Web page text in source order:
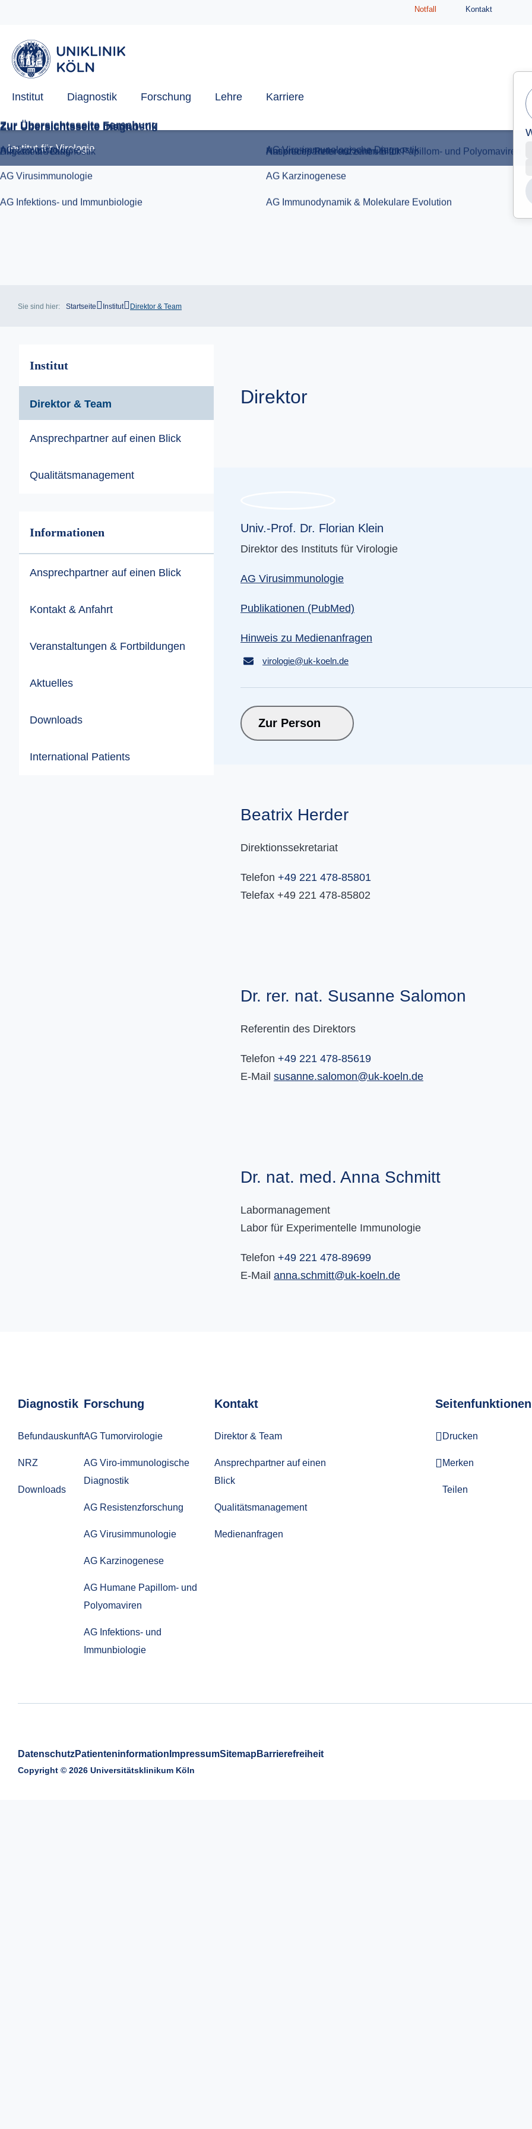
Notfall Kontakt
Institut
Direktor & Team
Diagnostik
Allgemeine Diagnostik
Forschung
AG Immunodynamik & Molekulare Evolution
Lehre Karriere
Institut für Virologie
Sie sind hier: Startseite Institut Direktor & Team
Institut
Direktor & Team
Ansprechpartner auf einen Blick
Qualitätsmanagement
Informationen
Ansprechpartner auf einen Blick
Kontakt & Anfahrt
Veranstaltungen & Fortbildungen
Aktuelles
Downloads
International Patients
Direktor
Univ.-Prof. Dr. Florian Klein
Direktor des Instituts für Virologie
AG Virusimmunologie
Publikationen (PubMed)
Hinweis zu Medienanfragen
virologie@uk-koeln.de
Zur Person
Beatrix Herder
Direktionssekretariat
Telefon +49 221 478-85801
Telefax +49 221 478-85802
Dr. rer. nat. Susanne Salomon
Referentin des Direktors
Telefon +49 221 478-85619
E-Mail susanne.salomon@uk-koeln.de
Dr. nat. med. Anna Schmitt
Labormanagement
Labor für Experimentelle Immunologie
Telefon +49 221 478-89699
E-Mail anna.schmitt@uk-koeln.de
Diagnostik
Befundauskunft
NRZ
Downloads
Forschung
AG Tumorvirologie
AG Viro-immunologische
Diagnostik
AG Resistenzforschung
AG Virusimmunologie
AG Karzinogenese
AG Humane Papillom- und
Polyomaviren
AG Infektions- und
Immunbiologie
Kontakt
Direktor & Team
Ansprechpartner auf einen
Blick
Qualitätsmanagement
Medienanfragen
Seitenfunktionen
Drucken
Merken
Teilen
DatenschutzPatienteninformation ImpressumSitemap Barrierefreiheit
Copyright © 2026 Universitätsklinikum Köln